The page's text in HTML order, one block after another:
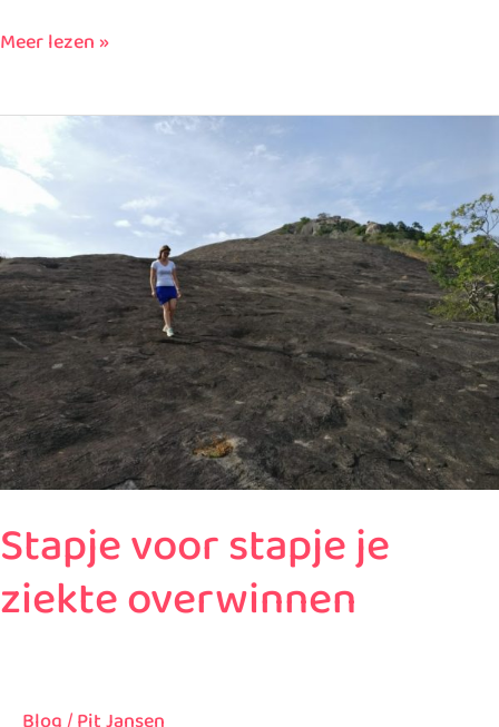
Meer lezen »
Stapje voor stapje je
ziekte overwinnen
voor
stapje
je
ziekte
overwinnen